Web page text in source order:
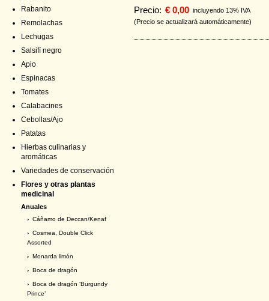
Rabanito
Remolachas
Lechugas
Salsifí negro
Apio
Espinacas
Tomates
Calabacines
Cebollas/Ajo
Patatas
Hierbas culinarias y
aromáticas
Variedades de conservación
Flores y otras plantas
medicinal
Anuales
› Cáñamo de Deccan/Kenaf
› Cosmea, Double Click
Assorted
› Monarda limón
› Boca de dragón
› Boca de dragón ‘Burgundy
Prince’
Precio: € 0,00 incluyendo 13% IVA
(Precio se actualizará automáticamente)